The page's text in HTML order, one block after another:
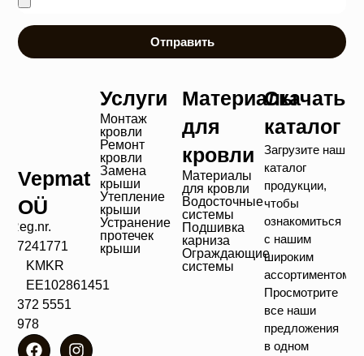
Отправить
Vepmat
OÜ
Reg.nr.
17241771
KMKR
EE102861451
+372 5551
4978
Услуги
Монтаж
кровли
Ремонт
кровли
Замена
крыши
Утепление
крыши
Устранение
протечек
крыши
Материалы
для
кровли
Материалы
для кровли
Водосточные
системы
Подшивка
карниза
Ограждающие
системы
Скачать
каталог
Загрузите наш
каталог
продукции,
чтобы
ознакомиться
с нашим
широким
ассортиментом!
Просмотрите
все наши
предложения
в одном